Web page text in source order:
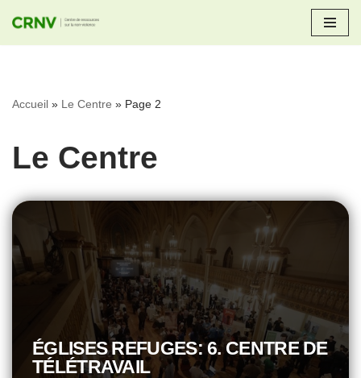
Aller
Accueil » Le Centre » Page 2
Le Centre
ÉGLISES REFUGES: 6. CENTRE DE
TÉLÉTRAVAIL